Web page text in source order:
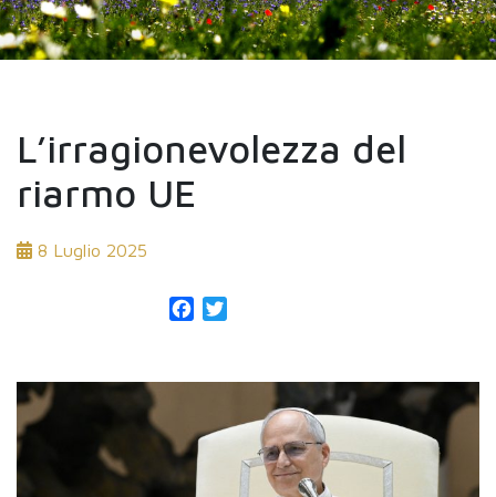
L’irragionevolezza del
riarmo UE
8 Luglio 2025
Facebook